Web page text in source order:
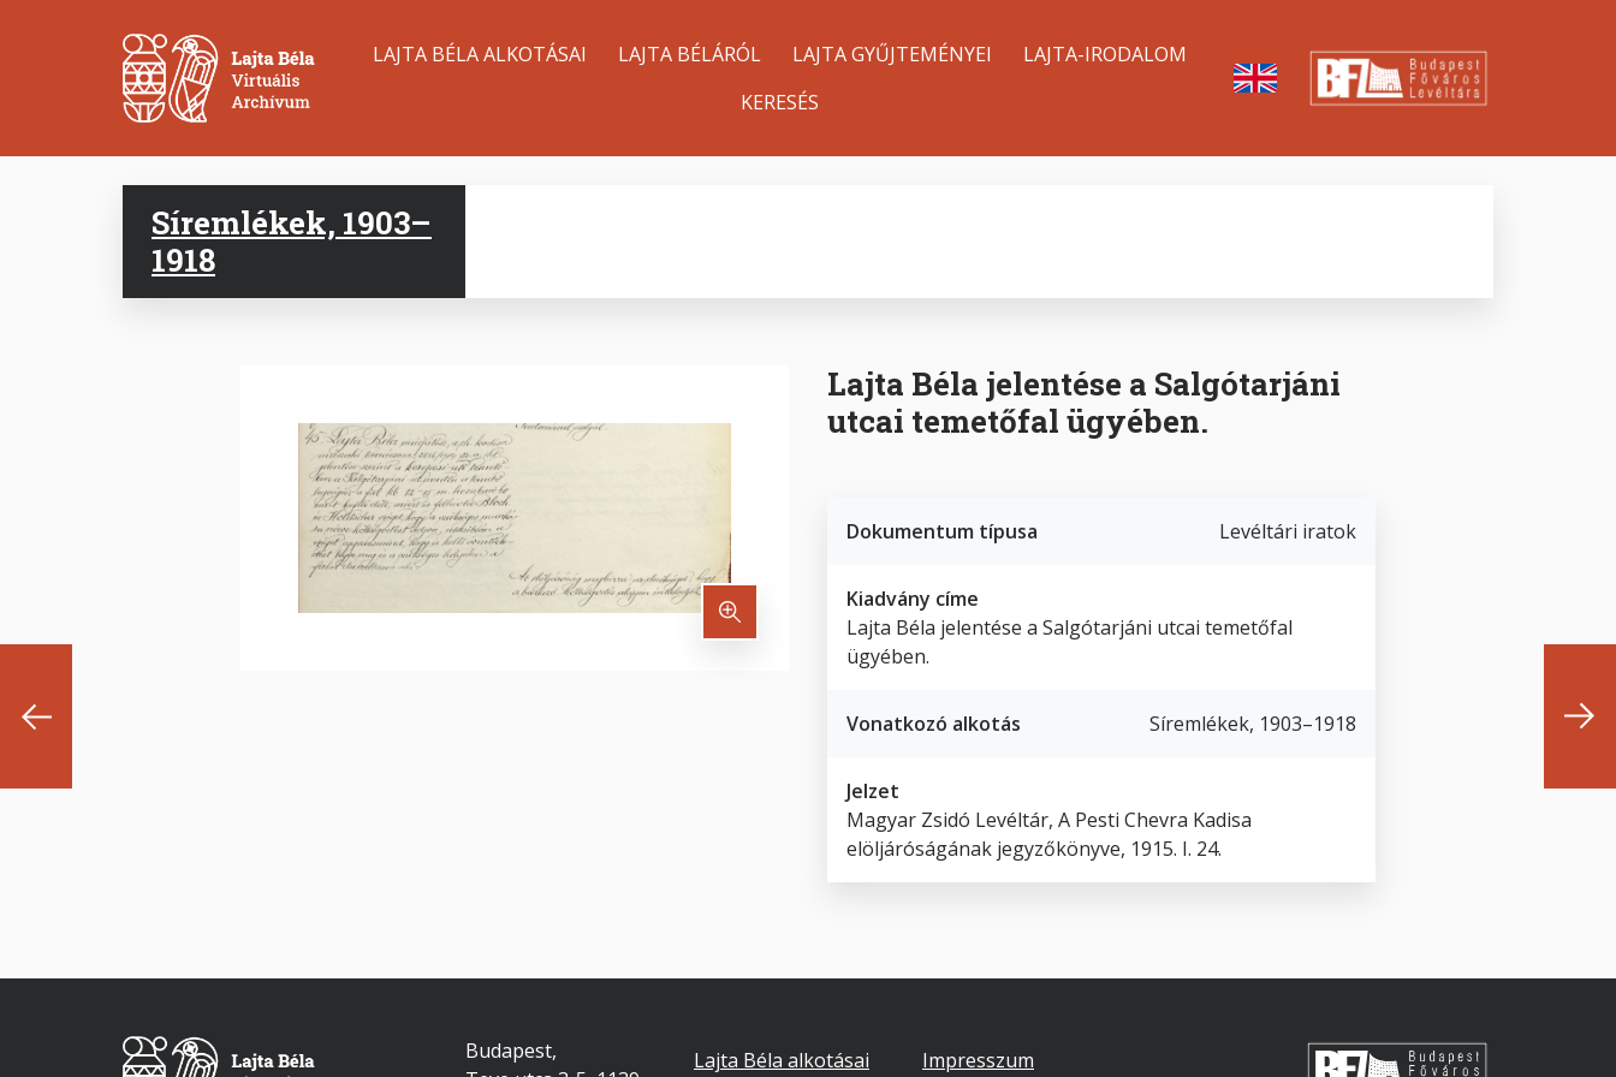
Main
LAJTA BÉLA ALKOTÁSAI LAJTA BÉLÁRÓL LAJTA GYŰJTEMÉNYEI
LAJTA-IRODALOM
KERESÉS
Síremlékek, 1903–
1918
Lajta Béla jelentése a Salgótarjáni
utcai temetőfal ügyében.
Dokumentum típusa Levéltári iratok
Kiadvány címe
Lajta Béla jelentése a Salgótarjáni utcai temetőfal
ügyében.
Vonatkozó alkotás Síremlékek, 1903–1918
Jelzet
Magyar Zsidó Levéltár, A Pesti Chevra Kadisa
elöljáróságának jegyzőkönyve, 1915. I. 24.
Budapest,
Footer
Lajta Béla alkotásai
Lábléc
Impresszum